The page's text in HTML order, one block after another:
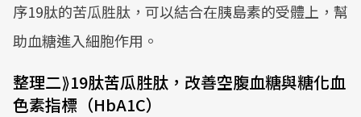
序19肽的苦瓜胜肽，可以結合在胰島素的受體上，幫
助血糖進入細胞作用。
整理二⟫19肽苦瓜胜肽，改善空腹血糖與糖化血
色素指標（HbA1C）